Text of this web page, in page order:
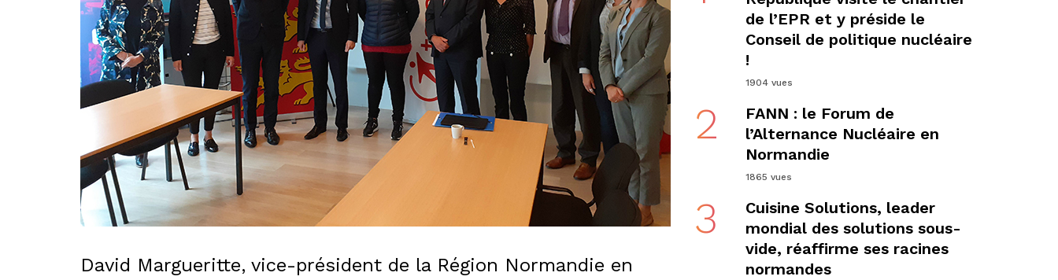
David Margueritte, vice-président de la Région Normandie en
de l’EPR et y préside le
Conseil de politique nucléaire
!
1904 vues
2
FANN : le Forum de
l’Alternance Nucléaire en
Normandie
1865 vues
3
Cuisine Solutions, leader
mondial des solutions sous-
vide, réaffirme ses racines
normandes